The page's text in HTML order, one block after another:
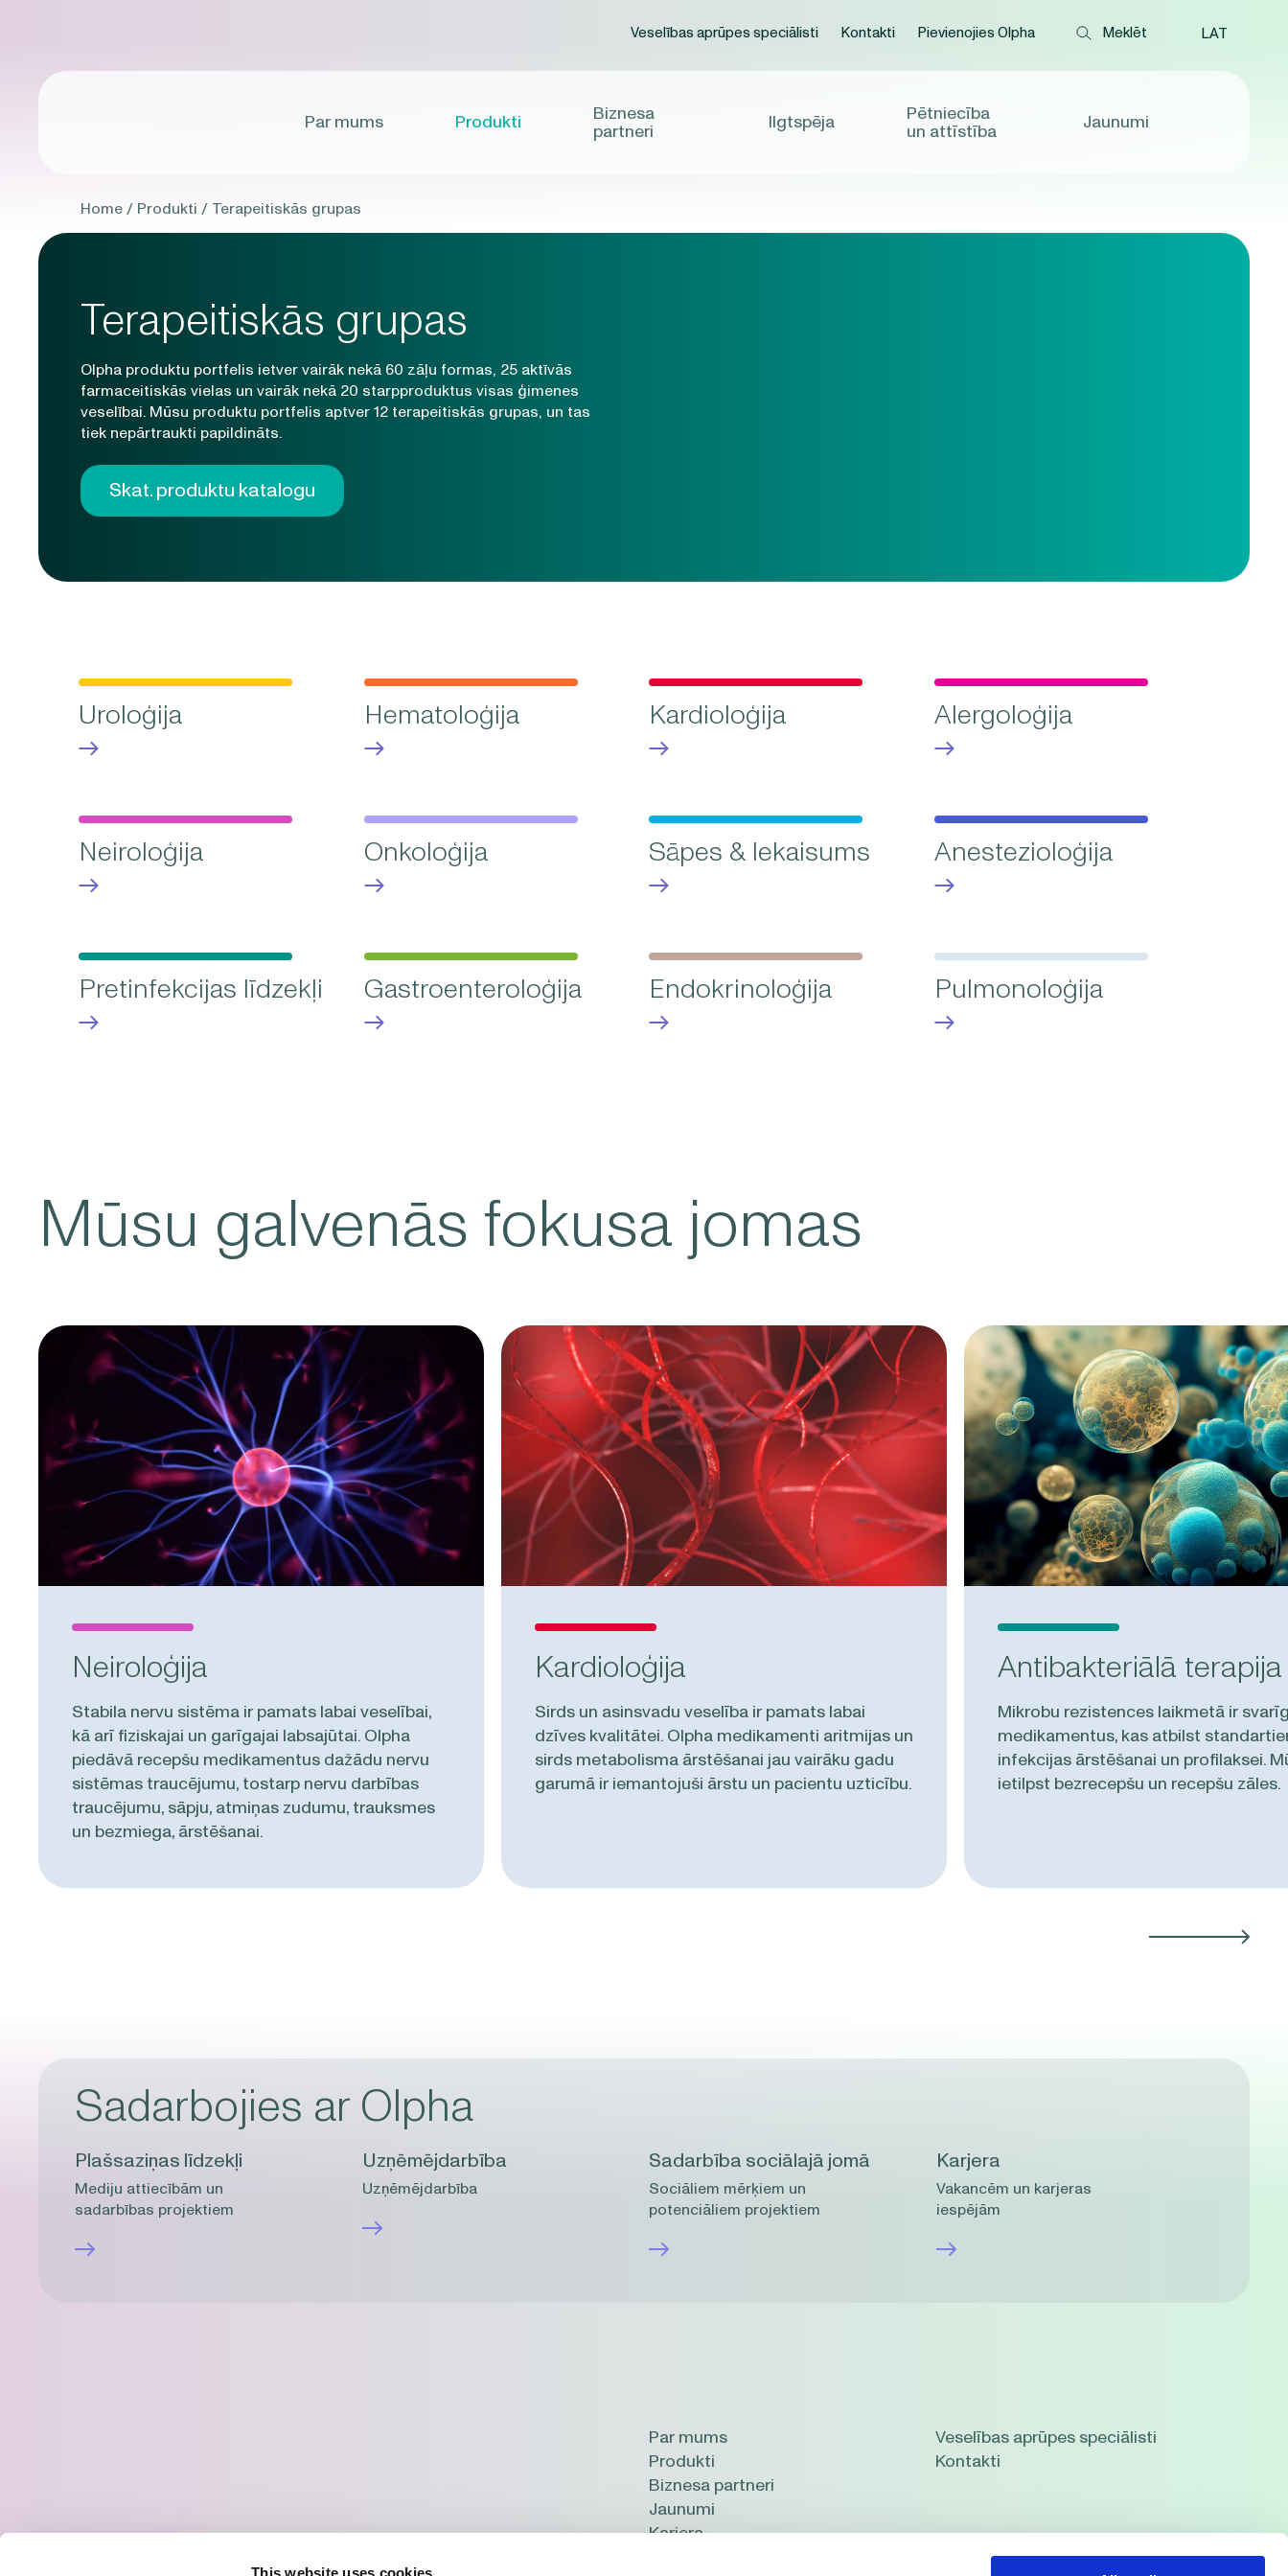
This website uses cookies
Veselības aprūpes speciālisti Kontakti Pievienojies Olpha LAT
Par mums Produkti
Biznesa
partneri
Ilgtspēja
Pētniecība
un attīstība
Jaunumi
Home / Produkti / Terapeitiskās grupas
Terapeitiskās grupas
Olpha produktu portfelis ietver vairāk nekā 60 zāļu formas, 25 aktīvās
farmaceitiskās vielas un vairāk nekā 20 starpproduktus visas ģimenes
veselībai. Mūsu produktu portfelis aptver 12 terapeitiskās grupas, un tas
tiek nepārtraukti papildināts.
Skat. produktu katalogu
Uroloģija Hematoloģija Kardioloģija Alergoloģija
Neiroloģija Onkoloģija Sāpes & Iekaisums Anestezioloģija
Pretinfekcijas līdzekļi Gastroenteroloģija Endokrinoloģija Pulmonoloģija
Mūsu galvenās fokusa jomas
Neiroloģija
Stabila nervu sistēma ir pamats labai veselībai,
kā arī fiziskajai un garīgajai labsajūtai. Olpha
piedāvā recepšu medikamentus dažādu nervu
sistēmas traucējumu, tostarp nervu darbības
traucējumu, sāpju, atmiņas zudumu, trauksmes
un bezmiega, ārstēšanai.
Kardioloģija
Sirds un asinsvadu veselība ir pamats labai
dzīves kvalitātei. Olpha medikamenti aritmijas un
sirds metabolisma ārstēšanai jau vairāku gadu
garumā ir iemantojuši ārstu un pacientu uzticību.
Antibakteriālā terapija
Mikrobu rezistences laikmetā ir
medikamentus, kas atbilst
infekcijas ārstēšanai un profilaksei.
ietilpst bezrecepšu un recepšu zāles.
Sadarbojies ar Olpha
Plašsaziņas līdzekļi
Mediju attiecībām un
sadarbības projektiem
Uzņēmējdarbība
Uzņēmējdarbība
Sadarbība sociālajā jomā
Sociāliem mērķiem un
potenciāliem projektiem
Karjera
Vakancēm un karjeras
iespējām
Par mums
Produkti
Biznesa partneri
Jaunumi
Karjera
Veselības aprūpes speciālisti
Kontakti